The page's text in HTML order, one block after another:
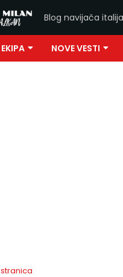
Blog navijača
EKIPA NOVE VESTI